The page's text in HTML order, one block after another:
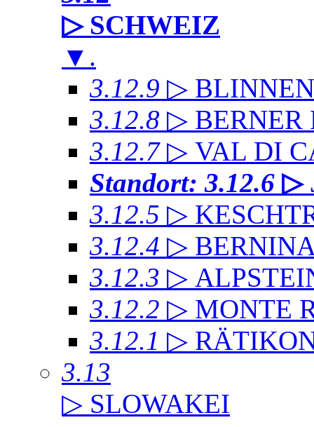
▷ SCHWEIZ
▼ .
3.12.9 ▷
3.12.8 ▷ BERNER
3.12.7 ▷ VAL DI
Standort: 3.12.6 ▷
3.12.5 ▷
3.12.4 ▷
3.12.3 ▷
3.12.2 ▷ MONTE
3.12.1 ▷
3.13
▷ SLOWAKEI